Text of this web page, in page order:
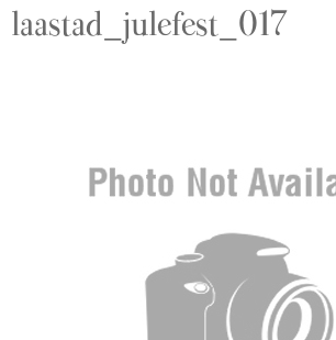
laastad_julefest_017